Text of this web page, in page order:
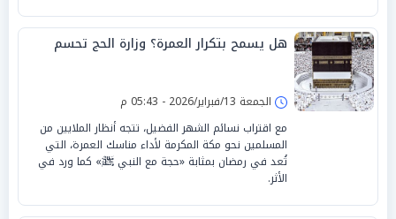
هل يسمح بتكرار العمرة؟ وزارة الحج تحسم
الجمعة 13/فبراير/2026 - 05:43 م
مع اقتراب نسائم الشهر الفضيل، تتجه أنظار الملايين من
المسلمين نحو مكة المكرمة لأداء مناسك العمرة، التي
تُعد في رمضان بمثابة «حجة مع النبي ﷺ» كما ورد في
الأثر.